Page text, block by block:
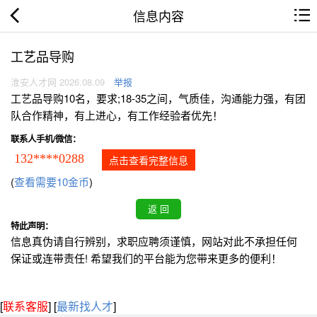
信息内容
工艺品导购
淮安人才网 2026.08.09 举报
工艺品导购10名，要求;18-35之间，气质佳，沟通能力强，有团
队合作精神，有上进心，有工作经验者优先！
联系人手机/微信：
132****0288 点击查看完整信息
(查看需要10金币)
特此声明：
信息真伪请自行辨别，求职应聘须谨慎，网站对此不承担任何
保证或连带责任! 希望我们的平台能为您带来更多的便利！
[联系客服] [最新找人才]